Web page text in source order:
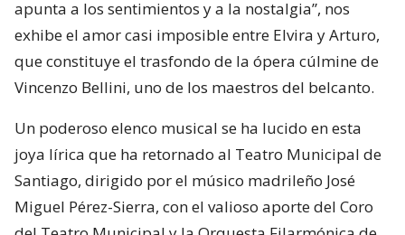
apunta a los sentimientos y a la nostalgia”, nos
exhibe el amor casi imposible entre Elvira y Arturo,
que constituye el trasfondo de la ópera cúlmine de
Vincenzo Bellini, uno de los maestros del belcanto.
Un poderoso elenco musical se ha lucido en esta
joya lírica que ha retornado al Teatro Municipal de
Santiago, dirigido por el músico madrileño José
Miguel Pérez-Sierra, con el valioso aporte del Coro